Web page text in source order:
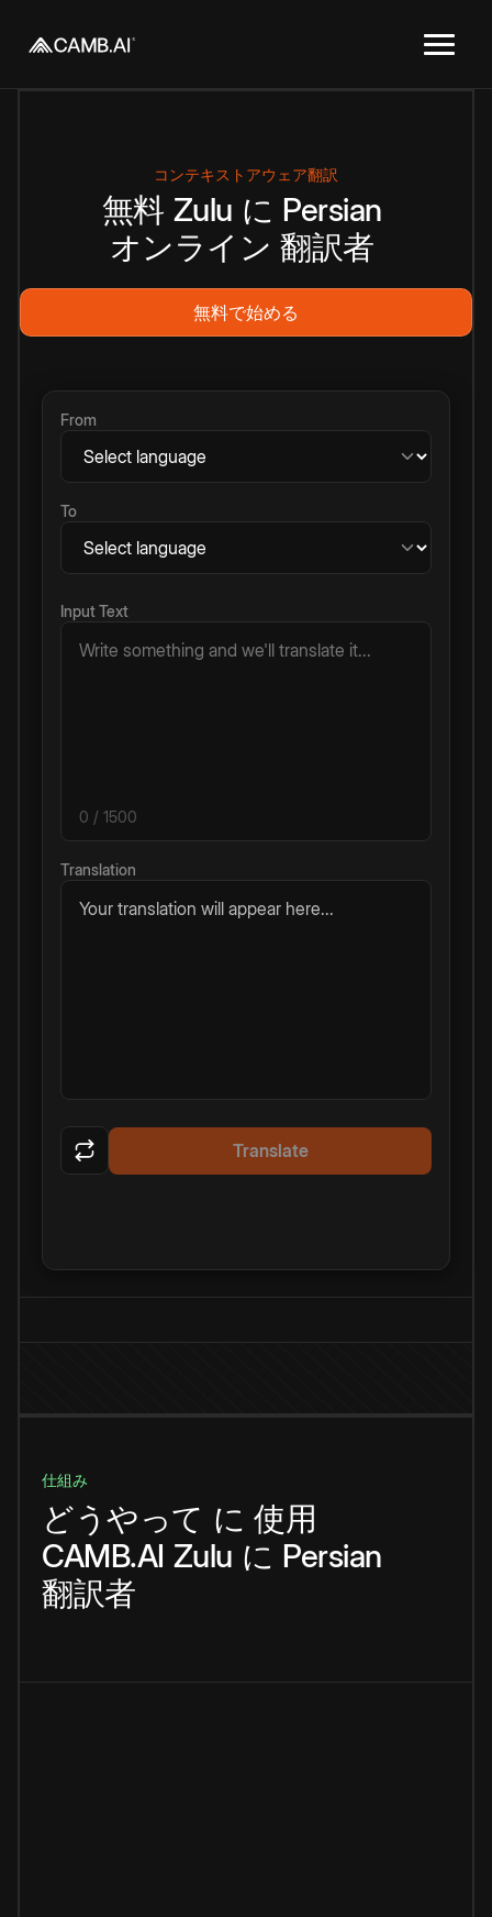
コンテキストアウェア翻訳
無料 Zulu に Persian
オンライン 翻訳者
無料で始める
From
To
Input Text
0 / 1500
Translation
Your translation will appear here...
Translate
仕組み
どうやって に 使用
CAMB.AI Zulu に Persian
翻訳者